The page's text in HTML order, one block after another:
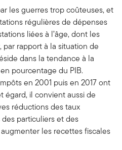
les guerres trop coûteuses, et
régulières de dépenses
liées à l’âge, dont les
rapport à la situation de
dans la tendance à la
pourcentage du PIB.
en 2001 puis en 2017 ont
égard, il convient aussi de
réductions des taux
particuliers et des
les recettes fiscales